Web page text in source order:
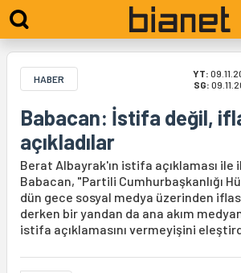
HABER YT:
SG:
Babacan: İstifa değil,
açıkladılar
Berat Albayrak'ın istifa açıklaması ile
Babacan, "Partili Cumhurbaşkanlığı
dün gece sosyal medya üzerinden
derken bir yandan da ana akım
istifa açıklamasını vermeyişini